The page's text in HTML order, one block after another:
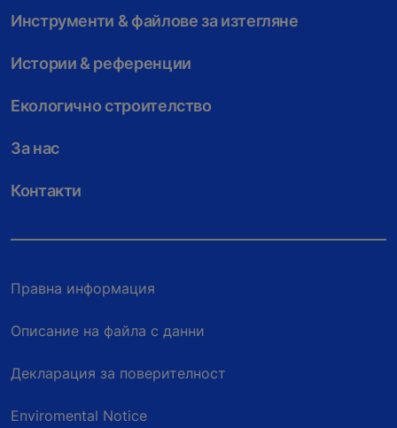
Инструменти & файлове за изтегляне
Истории & референции
Екологично строителство
За нас
Контакти
Правна информация
Описание на файла с данни
Декларация за поверителност
Enviromental Notice